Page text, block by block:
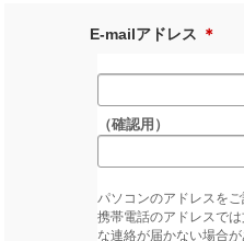
E-mailアドレス ＊
（確認用）
パソコンのアドレスをご
携帯電話のアドレスで
な連絡が届かない場合が